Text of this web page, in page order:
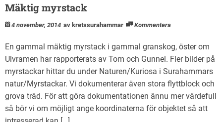
Mäktig myrstack
4 november, 2014 av kretssurahammar Kommentera
En gammal mäktig myrstack i gammal granskog, öster om
Ulvramen har rapporterats av Tom och Gunnel. Fler bilder på
myrstackar hittar du under Naturen/Kuriosa i Surahammars
natur/Myrstackar. Vi dokumenterar även stora flyttblock och
grova träd. För att göra dokumentationen ännu mer värdefull
så bör vi om möjligt ange koordinaterna för objektet så att